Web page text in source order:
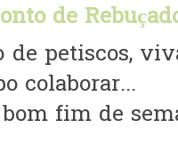
de
de petiscos,
colaborar...
fim de